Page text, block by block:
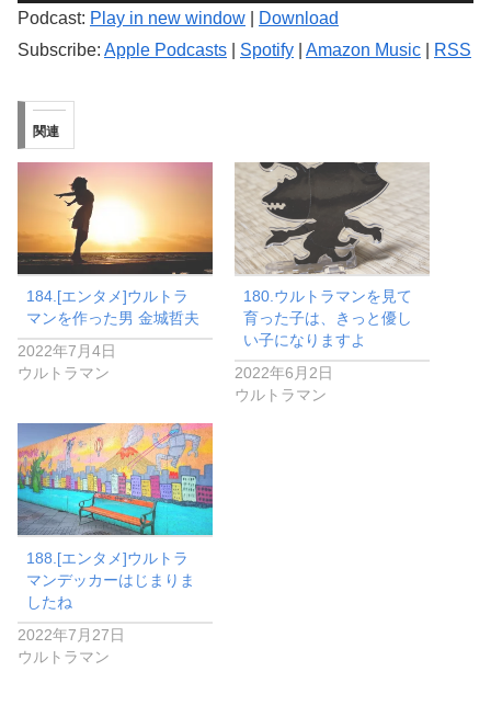
ヤ
Podcast: Play in new window
Download
Subscribe: Apple Podcasts Spotify Amazon Music RSS
関連
184.[エンタメ]ウルトラ
マンを作った男 金城哲夫
2022年7月4日
ウルトラマン
180.ウルトラマンを見て
育った子は、きっと優し
い子になりますよ
2022年6月2日
ウルトラマン
188.[エンタメ]ウルトラ
マンデッカーはじまりま
したね
2022年7月27日
ウルトラマン